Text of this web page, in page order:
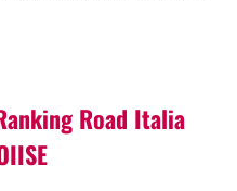
Road Italia